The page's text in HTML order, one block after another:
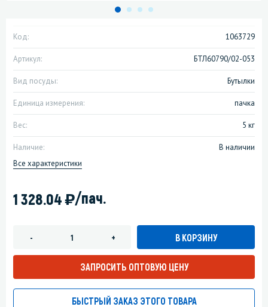
Код: 1063729
Артикул: БТЛ60790/02-053
Вид посуды: Бутылки
Единица измерения: пачка
Вес: 5 кг
Наличие:
В наличии
Все характеристики
1 328.04)/пач.
- + В КОРЗИНУ
ЗАПРОСИТЬ ОПТОВУЮ ЦЕНУ
БЫСТРЫЙ ЗАКАЗ ЭТОГО ТОВАРА